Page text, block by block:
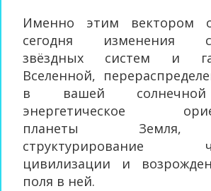
Именно этим вектором
сегодня изменения
звёздных систем и
Вселенной,
в вашей солнечной
энергетическое
планеты Земля,
структурирование
цивилизации и
поля в ней.